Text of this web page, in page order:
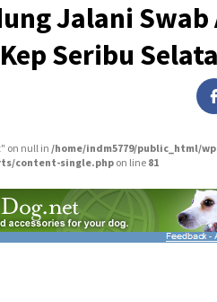
Jalani
Seribu
on null in /home/indm5779/public_html/
content-single.php on line 81